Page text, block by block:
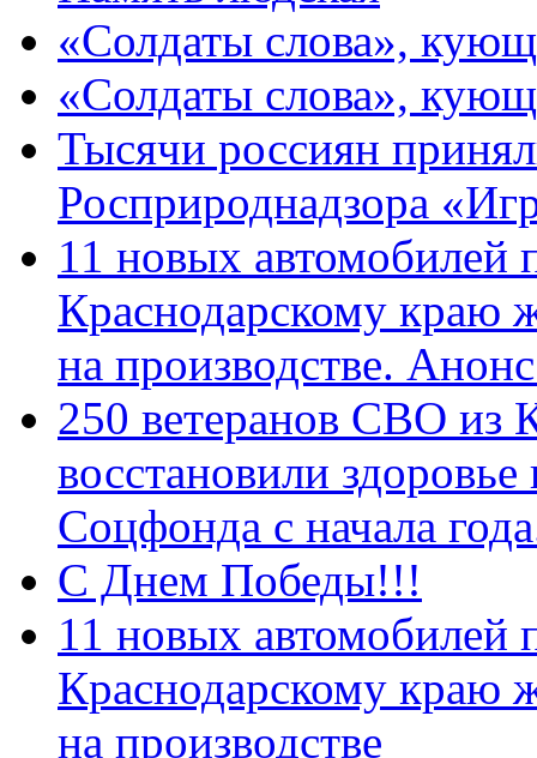
«Солдаты слова»,
«Солдаты слова»,
Тысячи россиян
Росприроднадзора
11 новых автомобилей
Краснодарскому краю
на производстве.
250 ветеранов СВО из
восстановили
Соцфонда с начала
С Днем Победы!!!
11 новых автомобилей
Краснодарскому краю
на производстве